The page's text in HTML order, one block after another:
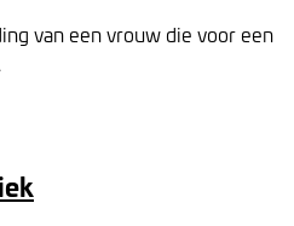
van een vrouw die voor een